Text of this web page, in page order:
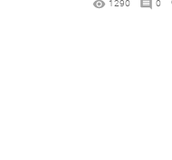
1290 0